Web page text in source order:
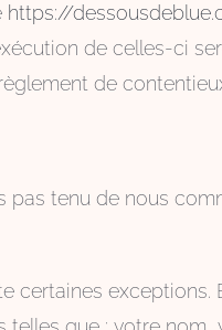
https://
de celles-ci
de
pas tenu de nous
certaines